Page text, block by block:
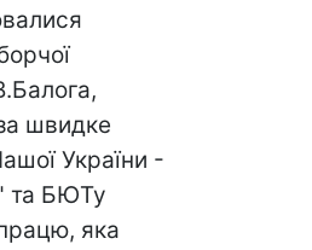
швидке
України -
та БЮТу
яка